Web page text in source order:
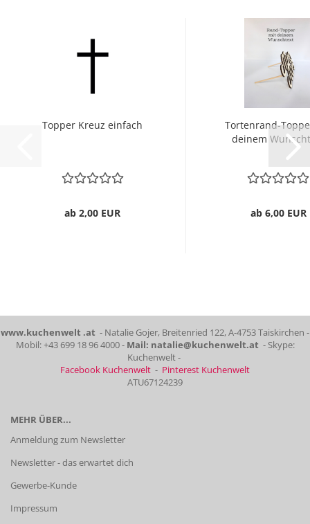
Topper Kreuz einfach
ab 2,00 EUR
Tortenrand-
deinem
ab 6,00 EUR
www.kuchenwelt .at - Natalie Gojer, Breitenried 122, A-4753 Taiskirchen -
Mobil: +43 699 18 96 4000 - Mail: natalie@kuchenwelt.at - Skype:
Kuchenwelt -
Facebook Kuchenwelt - Pinterest Kuchenwelt
ATU67124239
MEHR ÜBER...
Anmeldung zum Newsletter
Newsletter - das erwartet dich
Gewerbe-Kunde
Impressum